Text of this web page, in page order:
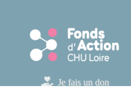
Je fais un don